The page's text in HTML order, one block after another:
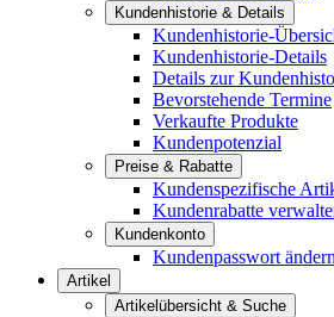
Kundenhistorie & Details
Kundenhistorie-
Kundenhistorie-Details
Details zur
Bevorstehende Termine
Verkaufte Produkte
Kundenpotenzial
Preise & Rabatte
Kundenspezifische
Kundenrabatte
Kundenkonto
Kundenpasswort ändern
Artikel
Artikelübersicht & Suche